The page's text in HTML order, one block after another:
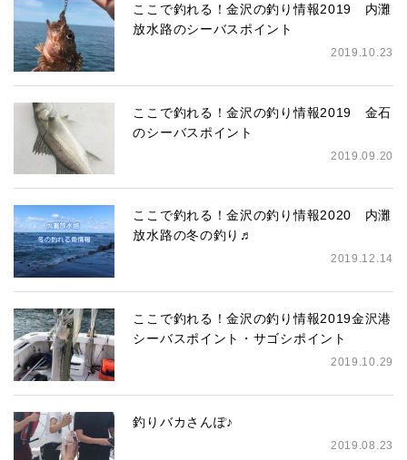
ここで釣れる！金沢の釣り情報2019 内灘
放水路のシーバスポイント
2019.10.23
ここで釣れる！金沢の釣り情報2019 金石
のシーバスポイント
2019.09.20
ここで釣れる！金沢の釣り情報2020 内灘
放水路の冬の釣り♬
2019.12.14
ここで釣れる！金沢の釣り情報2019金沢港
シーバスポイント・サゴシポイント
2019.10.29
釣りバカさんぽ♪
2019.08.23